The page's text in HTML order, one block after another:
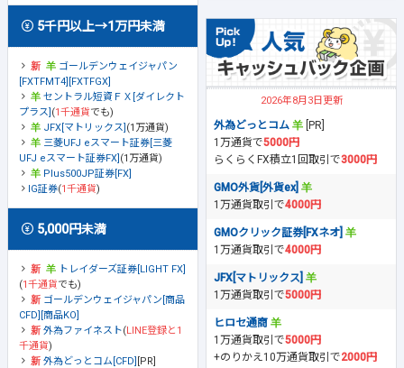
5千円以上→1万円未満
ゴールデンウェイジャパン
[FXTFMT4][FXTFGX]
セントラル短資ＦＸ[ダイレクト
プラス] (1千通貨でも)
JFX[マトリックス] (1万通貨)
三菱UFJ eスマート証券[三菱
UFJ eスマート証券FX] (1万通貨)
Plus500JP証券[FX]
IG証券(1千通貨)
5,000円未満
トレイダーズ証券[LIGHT FX]
(1千通貨でも)
ゴールデンウェイジャパン[商品
CFD][商品KO]
外為ファイネスト(LINE登録と1
千通貨)
外為どっとコム[CFD] [PR]
2026年8月3日更新
外為どっとコム
[PR]
1万通貨で5000円
らくらくFX積立1回取引で3000円
GMO外貨[外貨ex]
1万通貨取引で4000円
GMOクリック証券[FXネオ]
1万通貨取引で4000円
JFX[マトリックス]
1万通貨取引で5000円
ヒロセ通商
1万通貨取引で5000円
+のりかえ10万通貨取引で2000円